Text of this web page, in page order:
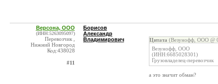
Версона, ООО
(ИНН:5263095097)
Перевозчик ,
Нижний Новгород
Код:438028
#11
Борисов
Александр
Владимирович
Цитата (Везунофф, ООО @
Везунофф, ООО
(ИНН:6685028301)
Грузовладелец-перевозчик
а это значит обман?